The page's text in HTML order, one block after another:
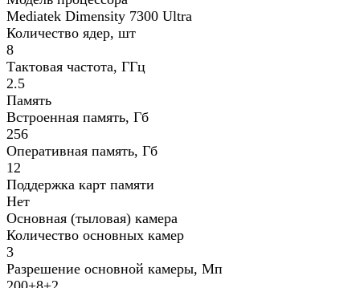
Mediatek Dimensity 7300 Ultra
Количество ядер, шт
8
Тактовая частота, ГГц
2.5
Память
Встроенная память, Гб
256
Оперативная память, Гб
12
Поддержка карт памяти
Нет
Основная (тыловая) камера
Количество основных камер
3
Разрешение основной камеры, Мп